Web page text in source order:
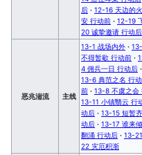
后 · 12-16 天边的
安 行动前 · 12-19
20 诚挚邀请 行动后
恶兆湍流 主线
13-1 战场内外 ·
不得暂歇 行动前 ·
4 佣兵一日 行动后 ·
13-6 典范之名 行
前 · 13-8 不虞之会
13-11 小镇翳云 行
动后 · 13-15 短暂
动后 · 13-17 谁来
翻涌 行动后 · 13-
22 灾厄积渐